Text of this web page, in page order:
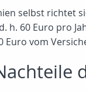
selbst richtet
h. 60 Euro pro
Euro vom